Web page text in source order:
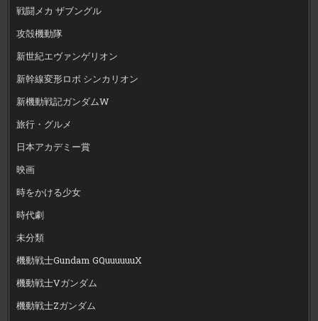
戦闘メカ ザブングル
攻殻機動隊
新世紀エヴァンゲリオン
新幹線変形ロボ シンカリオン
新機動戦記ガンダムW
旅行・グルメ
日本アカデミー賞
映画
時をかける少女
時代劇
未分類
機動戦士Gundam GQuuuuuuX
機動戦士Vガンダム
機動戦士Zガンダム